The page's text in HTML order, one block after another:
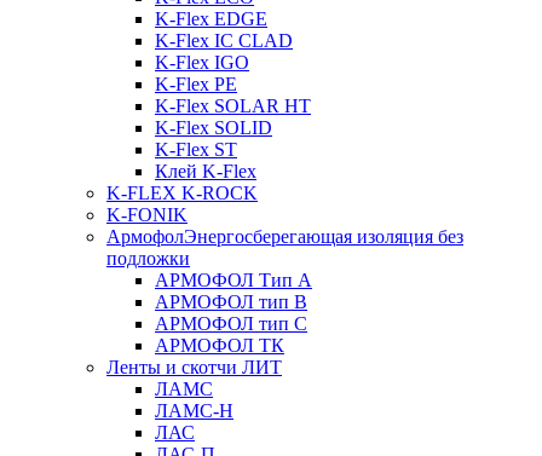
K-Flex EDGE
K-Flex IC CLAD
K-Flex IGO
K-Flex PE
K-Flex SOLAR HT
K-Flex SOLID
K-Flex ST
Клей K-Flex
K-FLEX K-ROCK
K-FONIK
АрмофолЭнергосберегающая изоляция без
подложки
АРМОФОЛ Тип А
АРМОФОЛ тип В
АРМОФОЛ тип C
АРМОФОЛ ТК
Ленты и скотчи ЛИТ
ЛАМС
ЛАМС-Н
ЛАС